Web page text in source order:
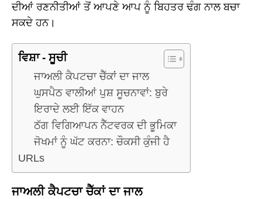
ਦੀਆਂ ਰਣਨੀਤੀਆਂ ਤੋਂ ਆਪਣੇ ਆਪ ਨੂੰ ਬਿਹਤਰ ਢੰਗ ਨਾਲ ਬਚਾ
ਸਕਦੇ ਹਨ।
ਵਿਸ਼ਾ - ਸੂਚੀ
ਜਾਅਲੀ ਕੈਪਟਚਾ ਚੈੱਕਾਂ ਦਾ ਜਾਲ
ਘੁਸਪੈਠ ਵਾਲੀਆਂ ਪੁਸ਼ ਸੂਚਨਾਵਾਂ: ਬੁਰੇ
ਇਰਾਦੇ ਲਈ ਇੱਕ ਵਾਹਨ
ਠੱਗ ਵਿਗਿਆਪਨ ਨੈੱਟਵਰਕ ਦੀ ਭੂਮਿਕਾ
ਜੋਖਮਾਂ ਨੂੰ ਘੱਟ ਕਰਨਾ: ਚੌਕਸੀ ਕੁੰਜੀ ਹੈ
URLs
ਜਾਅਲੀ ਕੈਪਟਚਾ ਚੈੱਕਾਂ ਦਾ ਜਾਲ